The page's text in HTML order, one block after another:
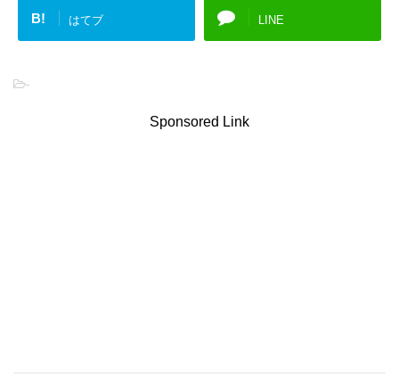
B! はてブ LINE
-
Sponsored Link